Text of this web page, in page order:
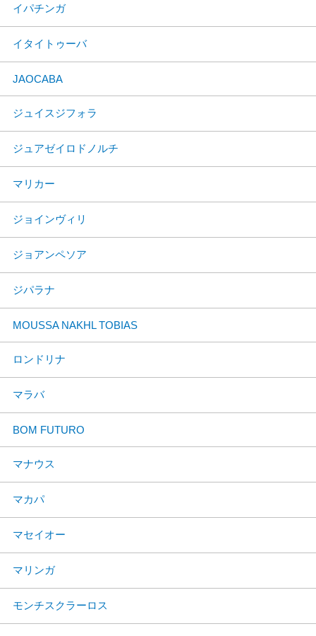
イパチンガ
イタイトゥーバ
JAOCABA
ジュイスジフォラ
ジュアゼイロドノルチ
マリカー
ジョインヴィリ
ジョアンペソア
ジパラナ
MOUSSA NAKHL TOBIAS
ロンドリナ
マラバ
BOM FUTURO
マナウス
マカパ
マセイオー
マリンガ
モンチスクラーロス